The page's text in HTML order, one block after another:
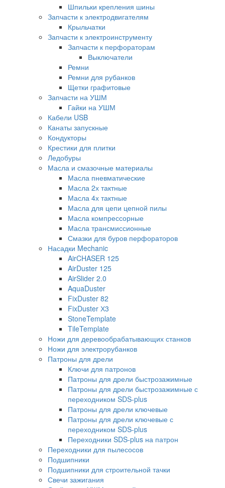
Шпильки крепления шины
Запчасти к электродвигателям
Крыльчатки
Запчасти к электроинструменту
Запчасти к перфораторам
Выключатели
Ремни
Ремни для рубанков
Щетки графитовые
Запчасти на УШМ
Гайки на УШМ
Кабели USB
Канаты запускные
Кондукторы
Крестики для плитки
Ледобуры
Масла и смазочные материалы
Масла пневматические
Масла 2х тактные
Масла 4х тактные
Масла для цепи цепной пилы
Масла компрессорные
Масла трансмиссионные
Смазки для буров перфораторов
Насадки Mechanic
AirCHASER 125
AirDuster 125
AirSlider 2.0
AquaDuster
FixDuster 82
FixDuster Х3
StoneTemplate
TileTemplate
Ножи для деревообрабатывающих станков
Ножи для электрорубанков
Патроны для дрели
Ключи для патронов
Патроны для дрели быстрозажимные
Патроны для дрели быстрозажимные с
переходником SDS-plus
Патроны для дрели ключевые
Патроны для дрели ключевые с
переходником SDS-plus
Переходники SDS-plus на патрон
Переходники для пылесосов
Подшипники
Подшипники для строительной тачки
Свечи зажигания